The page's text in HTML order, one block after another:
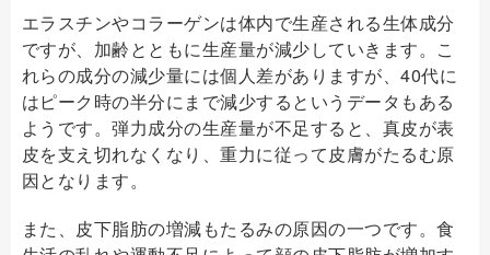
エラスチンやコラーゲンは体内で生産される生体成分
ですが、加齢とともに生産量が減少していきます。こ
れらの成分の減少量には個人差がありますが、40代に
はピーク時の半分にまで減少するというデータもある
ようです。弾力成分の生産量が不足すると、真皮が表
皮を支え切れなくなり、重力に従って皮膚がたるむ原
因となります。
また、皮下脂肪の増減もたるみの原因の一つです。食